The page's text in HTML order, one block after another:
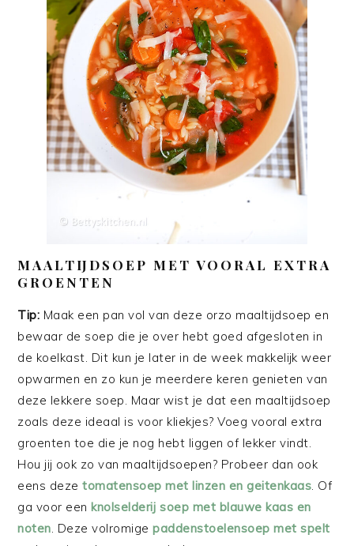
MAALTIJDSOEP MET VOORAL EXTRA
GROENTEN
Tip: Maak een pan vol van deze orzo maaltijdsoep en
bewaar de soep die je over hebt goed afgesloten in
de koelkast. Dit kun je later in de week makkelijk weer
opwarmen en zo kun je meerdere keren genieten van
deze lekkere soep. Maar wist je dat een maaltijdsoep
zoals deze ideaal is voor kliekjes? Voeg vooral extra
groenten toe die je nog hebt liggen of lekker vindt.
Hou jij ook zo van maaltijdsoepen? Probeer dan ook
eens dezetomatensoep met linzen en geitenkaas . Of
ga voor eenknolselderij soep met blauwe kaas en
noten . Deze volromigepaddenstoelensoep met spelt